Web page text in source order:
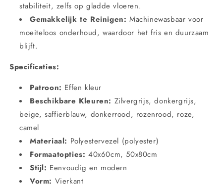
stabiliteit, zelfs op gladde vloeren.
Gemakkelijk te Reinigen: Machinewasbaar voor
moeiteloos onderhoud, waardoor het fris en duurzaam
blijft.
Specificaties:
Patroon: Effen kleur
Beschikbare Kleuren: Zilvergrijs, donkergrijs,
beige, saffierblauw, donkerrood, rozenrood, roze,
camel
Materiaal: Polyestervezel (polyester)
Formaatopties: 40x60cm, 50x80cm
Stijl: Eenvoudig en modern
Vorm: Vierkant